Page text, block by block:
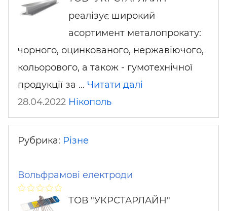
реалізує широкий
асортимент металопрокату:
чорного, оцинкованого, нержавіючого,
кольорового, а також - гумотехнічної
продукції за … Читати далі
28.04.2022 Нікополь
Рубрика: Різне
Вольфрамові електроди
ТОВ "УКРСТАРЛАЙН"